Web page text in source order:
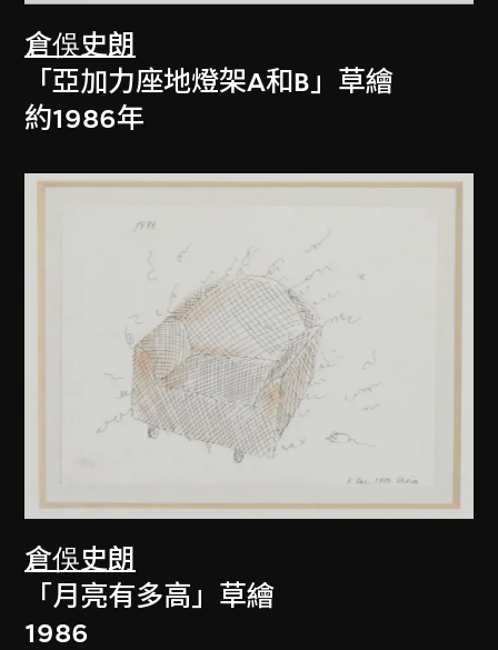
倉俁史朗
「亞加力座地燈架A和B」草繪
約1986年
倉俁史朗
「月亮有多高」草繪
1986